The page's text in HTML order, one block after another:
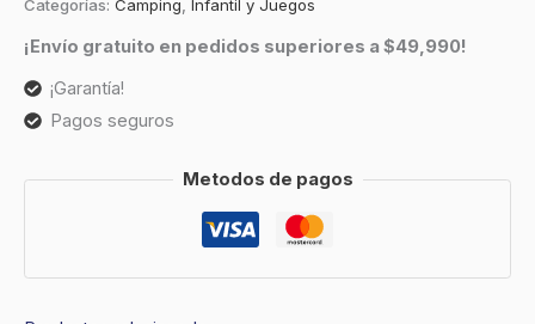
Categorías: Camping Infantil y Juegos
¡Envío gratuito en pedidos superiores a $49,990!
¡Garantía!
Pagos seguros
Metodos de pagos